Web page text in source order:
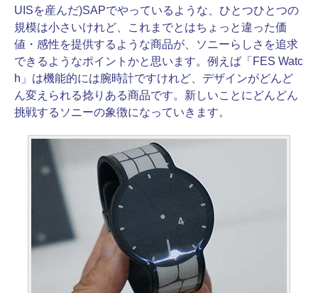
UISを産んだ)SAPでやっているような、ひとつひとつの
規模は小さいけれど、これまでとはちょっと違った価
値・感性を提供するような商品が、ソニーらしさを追求
できるようなポイントかと思います。例えば「FES Watc
h」は機能的には腕時計ですけれど、デザインがどんど
ん変えられる捻りある商品です。新しいことにどんどん
挑戦するソニーの象徴になっていきます。